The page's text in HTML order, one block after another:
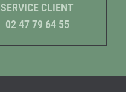
SERVICE CLIENT
02 47 79 64 55